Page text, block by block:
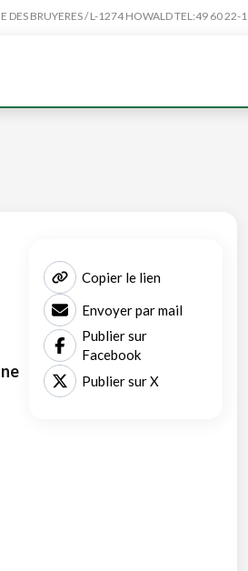
BRUYERES / L-1274 HOWALD TEL:49 60 22-1
Copier le lien
Envoyer par mail
Publier sur
Facebook
Publier sur X